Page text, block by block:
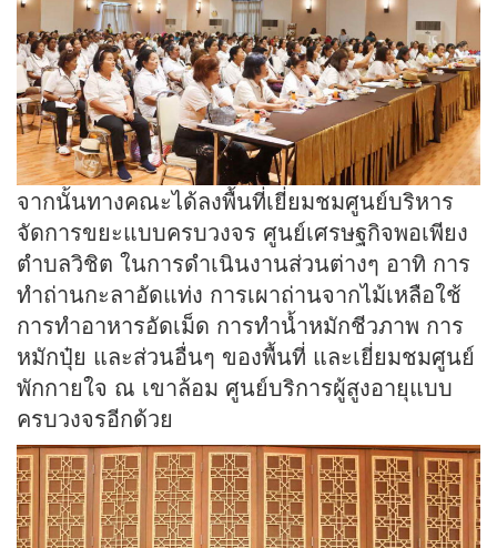
จากนั้นทางคณะได้ลงพื้นที่เยี่ยมชมศูนย์บริหาร
จัดการขยะแบบครบวงจร ศูนย์เศรษฐกิจพอเพียง
ตำบลวิชิต ในการดำเนินงานส่วนต่างๆ อาทิ การ
ทำถ่านกะลาอัดแท่ง การเผาถ่านจากไม้เหลือใช้
การทำอาหารอัดเม็ด การทำน้ำหมักชีวภาพ การ
หมักปุ๋ย และส่วนอื่นๆ ของพื้นที่ และเยี่ยมชมศูนย์
พักกายใจ ณ เขาล้อม ศูนย์บริการผู้สูงอายุแบบ
ครบวงจรอีกด้วย